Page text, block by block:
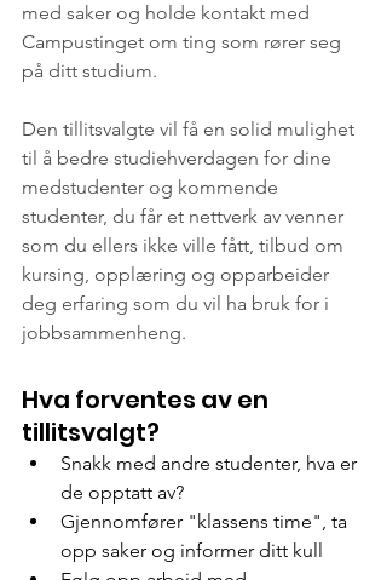
med saker og holde kontakt med
Campustinget om ting som rører seg
på ditt studium.
Den tillitsvalgte vil få en solid mulighet
til å bedre studiehverdagen for dine
medstudenter og kommende
studenter, du får et nettverk av venner
som du ellers ikke ville fått, tilbud om
kursing, opplæring og opparbeider
deg erfaring som du vil ha bruk for i
jobbsammenheng.
Hva forventes av en
tillitsvalgt?
Snakk med andre studenter, hva er
de opptatt av?
Gjennomfører "klassens time", ta
opp saker og informer ditt kull